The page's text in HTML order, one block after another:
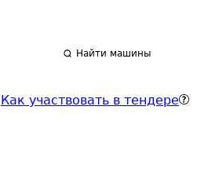
Найти машины
Как участвовать в тендере